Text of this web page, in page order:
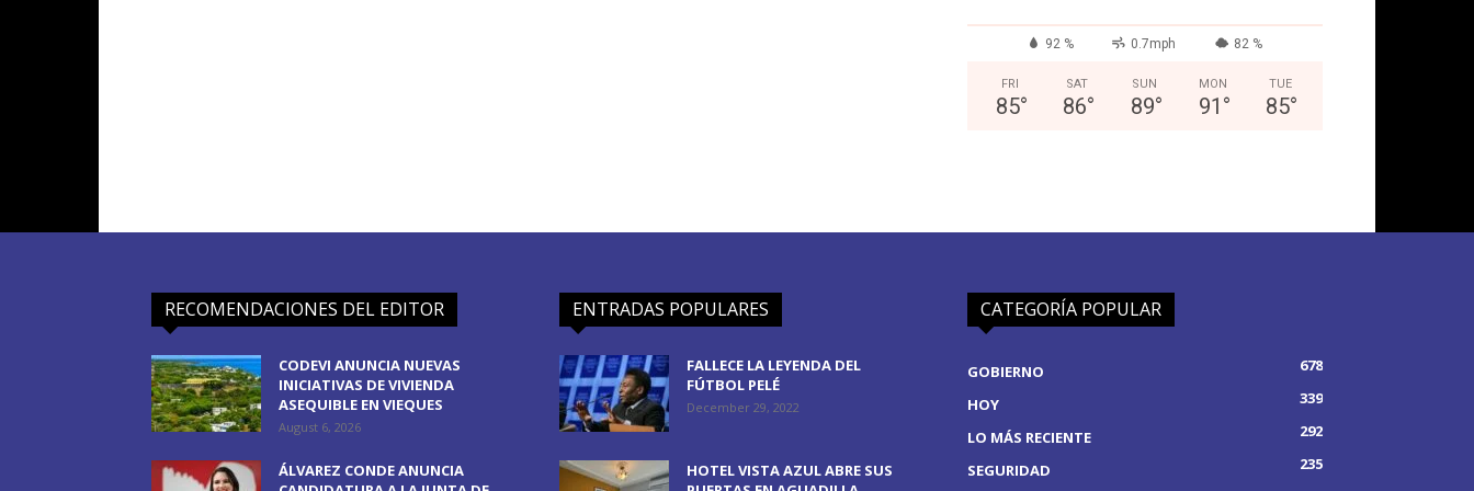
92 % 0.7mph 82 %
FRI
85°
SAT
86°
SUN
89°
MON
91 °
TUE
85°
RECOMENDACIONES DEL EDITOR
CODEVI ANUNCIA NUEVAS
INICIATIVAS DE VIVIENDA
ASEQUIBLE EN VIEQUES
August 6, 2026
ÁLVAREZ CONDE ANUNCIA
ENTRADAS POPULARES
FALLECE LA LEYENDA DEL
FÚTBOL PELÉ
December 29, 2022
HOTEL VISTA AZUL ABRE SUS
CATEGORÍA POPULAR
GOBIERNO
678
HOY
339
LO MÁS RECIENTE
292
SEGURIDAD
235